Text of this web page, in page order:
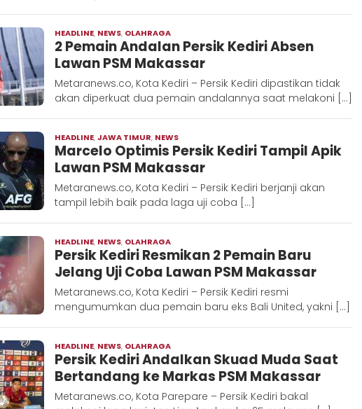
HEADLINE, NEWS, OLAHRAGA
Hadi
2 Pemain Andalan Persik Kediri Absen
Lawan PSM Makassar
Metaranews.co, Kota Kediri – Persik Kediri dipastikan tidak
akan diperkuat dua pemain andalannya saat melakoni […]
HEADLINE,JAWA TIMUR, NEWS
Hadi
Marcelo Optimis Persik Kediri Tampil Apik
Lawan PSM Makassar
Metaranews.co, Kota Kediri – Persik Kediri berjanji akan
tampil lebih baik pada laga uji coba […]
HEADLINE, NEWS, OLAHRAGA
Hadi
Persik Kediri Resmikan 2 Pemain Baru
Jelang Uji Coba Lawan PSM Makassar
Metaranews.co, Kota Kediri – Persik Kediri resmi
mengumumkan dua pemain baru eks Bali United, yakni […]
HEADLINE, NEWS, OLAHRAGA
Hadi
Persik Kediri Andalkan Skuad Muda Saat
Bertandang ke Markas PSM Makassar
Metaranews.co, Kota Parepare – Persik Kediri bakal